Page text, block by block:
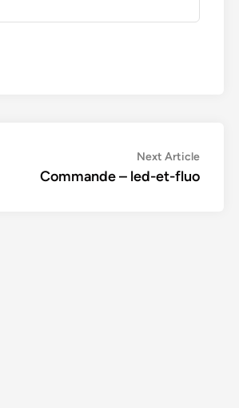
Next ArticleNext
article:
Commande – led-et-fluo